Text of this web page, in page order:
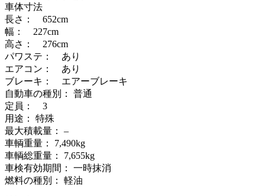
車体寸法
長さ： 652cm
幅： 227cm
高さ： 276cm
パワステ： あり
エアコン： あり
ブレーキ： エアーブレーキ
自動車の種別： 普通
定員： 3
用途： 特殊
最大積載量： –
車輌重量： 7,490kg
車輌総重量： 7,655kg
車検有効期間： 一時抹消
燃料の種別： 軽油